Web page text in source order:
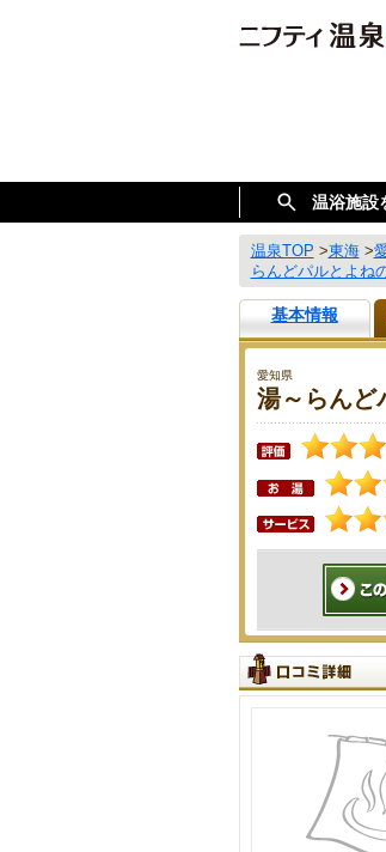
温浴施設
温泉TOP >東海>
らんどパルとよね
基本情報
愛知県
湯～らんど